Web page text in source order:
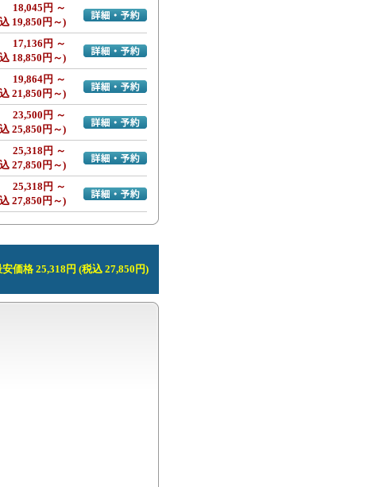
18,045円 ～
19,850円～)
詳細・予約へ
17,136円 ～
18,850円～)
詳細・予約へ
19,864円 ～
21,850円～)
詳細・予約へ
23,500円 ～
25,850円～)
詳細・予約へ
25,318円 ～
27,850円～)
詳細・予約へ
25,318円 ～
27,850円～)
詳細・予約へ
安価格 25,318円 (税込 27,850円)